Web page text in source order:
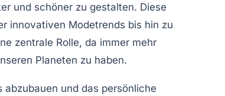
und schöner zu gestalten. Diese
innovativen Modetrends bis hin zu
zentrale Rolle, da immer mehr
Planeten zu haben.
abzubauen und das persönliche